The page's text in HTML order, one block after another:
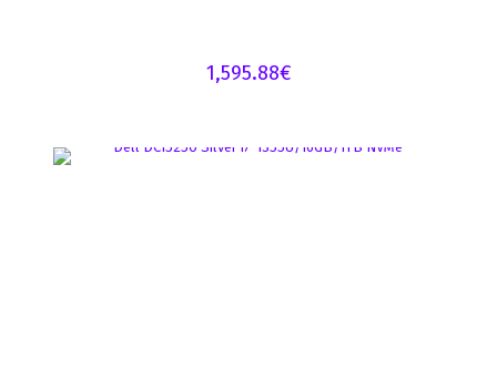
1,595.88€